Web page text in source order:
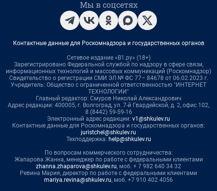
Мы в соцсетях
Контактные данные для Роскомнадзора и государственных органов
Сетевое издание «В1.ру» (18+)
Зарегистрировано Федеральной службой по надзору в сфере связи,
информационных технологий и массовых коммуникаций (Роскомнадзор)
Свидетельство о регистрации СМИ ЭЛ № ФС 77– 84678 от 06.02.2023 г.
Учредитель: Общество с ограниченной ответственностью "ИНТЕРНЕТ
ТЕХНОЛОГИИ"
Главный редактор: Смуров Николай Александрович
Адрес редакции: 400005, г. Волгоград, ул. 7-й Гвардейской, д. 2, офис 102,
8 (8442) 59-59-16
Электронный адрес редакции: v1@shkulev.ru
Контактные данные для Роскомнадзора и государственных органов:
juristchel@shkulev.ru
Техподдержка: help@shkulev.ru
По вопросам коммерческого сотрудничества:
Жапарова Жанна, менеджер по работе с федеральными клиентами
zhanna.zhaparova@shkulev.ru, моб. + 7 982 640 34 32
Ревина Мария, директор по работе с федеральными клиентами
mariya.revina@shkulev.ru, моб. +7 910 402 4056